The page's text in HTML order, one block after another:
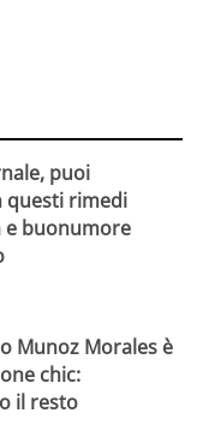
puoi
questi rimedi
e buonumore
Munoz Morales è
chic:
il resto